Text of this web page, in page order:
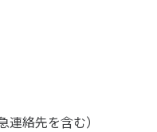
絡先を含む）